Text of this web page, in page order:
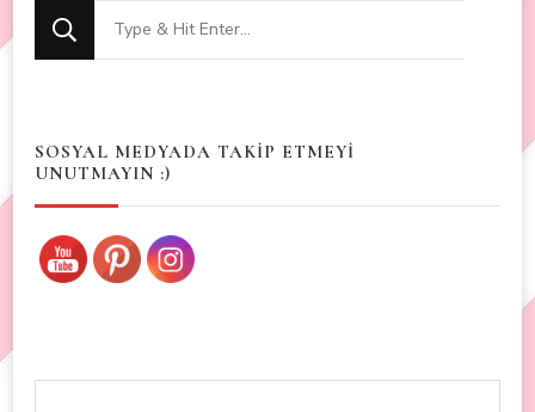
Looking
for
SOSYAL MEDYADA TAKİP ETMEYİ
UNUTMAYIN :)